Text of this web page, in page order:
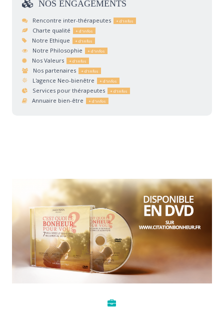
NOS ENGAGEMENTS
Rencontre inter-thérapeutes
Charte qualité
Notre Ethique
Notre Philosophie
Nos Valeurs
Nos partenaires
L'agence Neo-bienêtre
Services pour thérapeutes
Annuaire bien-être